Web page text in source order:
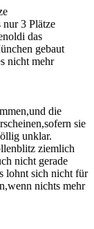
nur 3 Plätze
das
gebaut
nicht mehr
die
sie
unklar.
ziemlich
nicht gerade
lohnt sich nicht für
nichts mehr